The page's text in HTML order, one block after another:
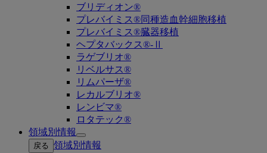
ブリディオン®
プレバイミス®同種造血幹細胞移植
プレバイミス®臓器移植
ヘプタバックス®-Ⅱ
ラゲブリオ®
リベルサス®
リムパーザ®
レカルブリオ®
レンビマ®
ロタテック®
領域別情報
Open
submenu
戻る 領域別情報